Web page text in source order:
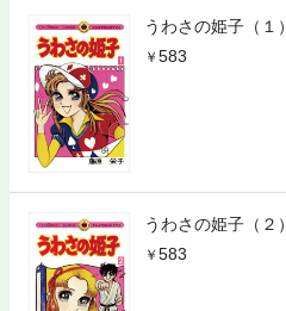
うわさの姫子（１）
583
うわさの姫子（２）
583